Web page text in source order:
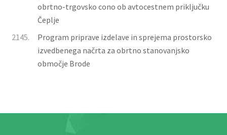
obrtno-trgovsko cono ob avtocestnem priključku
Čeplje
2145.
Program priprave izdelave in sprejema prostorsko
izvedbenega načrta za obrtno stanovanjsko
območje Brode